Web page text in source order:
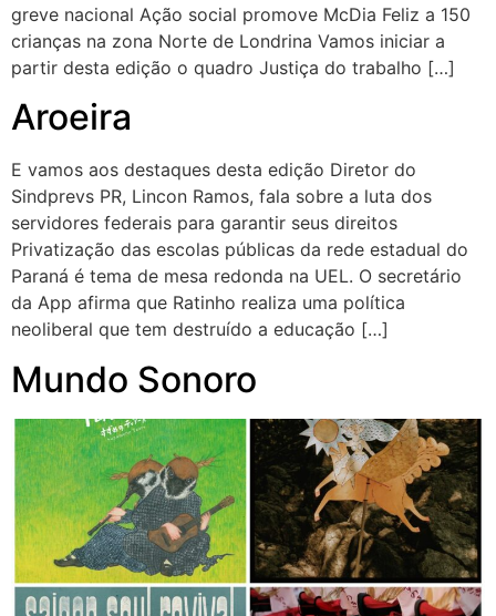
greve nacional Ação social promove McDia Feliz a 150
crianças na zona Norte de Londrina Vamos iniciar a
partir desta edição o quadro Justiça do trabalho […]
Aroeira
E vamos aos destaques desta edição Diretor do
Sindprevs PR, Lincon Ramos, fala sobre a luta dos
servidores federais para garantir seus direitos
Privatização das escolas públicas da rede estadual do
Paraná é tema de mesa redonda na UEL. O secretário
da App afirma que Ratinho realiza uma política
neoliberal que tem destruído a educação […]
Mundo Sonoro